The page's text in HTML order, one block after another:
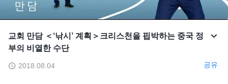
교회 만담 ＜‘낚시’ 계획＞크리스천을 핍박하는 중국 정
부의 비열한 수단
2018.08.04 공유